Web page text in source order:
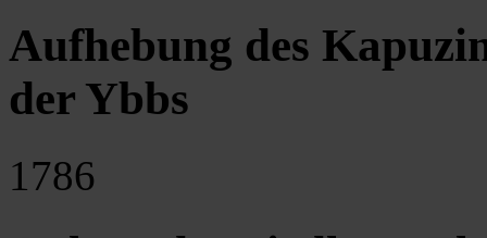
Aufhebung des
der Ybbs
1786